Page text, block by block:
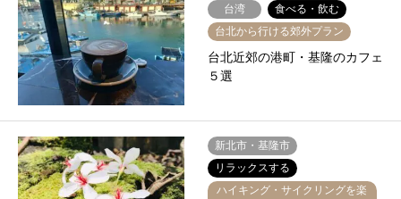
台湾
食べる・飲む
台北から行ける郊外プラン
台北近郊の港町・基隆のカフェ
５選
新北市・基隆市
リラックスする
ハイキング・サイクリングを楽